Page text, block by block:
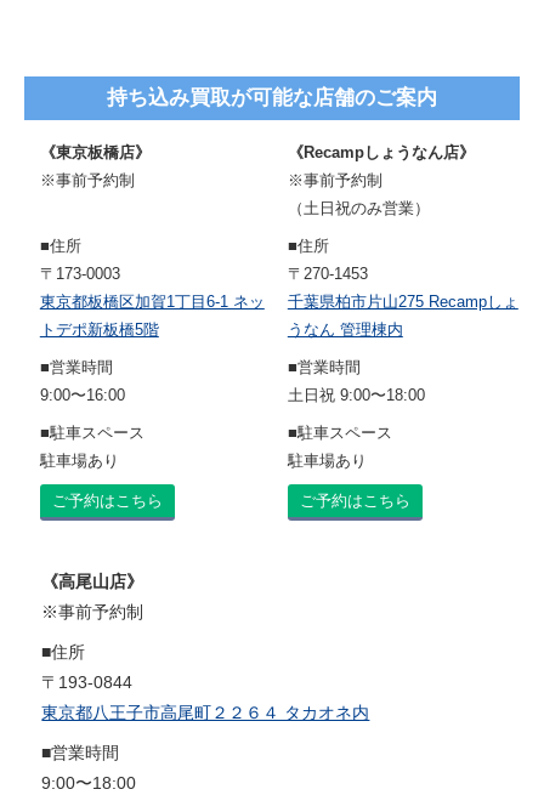
持ち込み買取が可能な店舗のご案内
《東京板橋店》
※事前予約制
■住所
〒173-0003
東京都板橋区加賀1丁目6-1 ネッ
トデポ新板橋5階
■営業時間
9:00〜16:00
■駐車スペース
駐車場あり
ご予約はこちら
《Recampしょうなん店》
※事前予約制
（土日祝のみ営業）
■住所
〒270-1453
千葉県柏市片山275 Recampしょ
うなん 管理棟内
■営業時間
土日祝 9:00〜18:00
■駐車スペース
駐車場あり
ご予約はこちら
《高尾山店》
※事前予約制
■住所
〒193-0844
東京都八王子市高尾町２２６４ タカオネ内
■営業時間
9:00〜18:00